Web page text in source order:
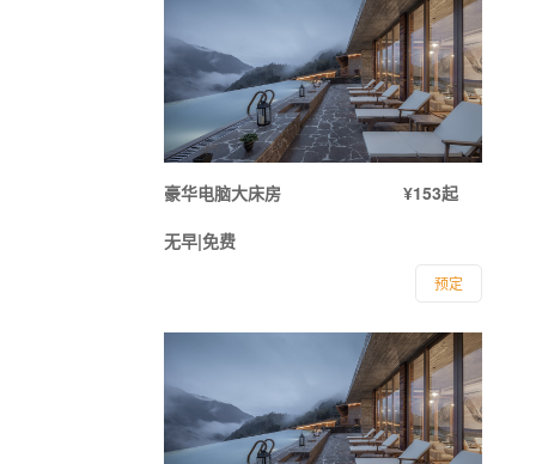
豪华电脑大床房
¥153起
无早|免费
预定